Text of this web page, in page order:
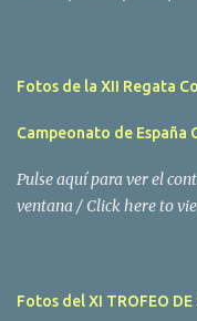
embarcación Garví, un
la merecida vencedora
Mangicú, seguida de
para Garví, Vogamari Nou
general. Actividades
Fotos de la XII Regata
Campeonato de España
Pulse aquí para ver el
ventana / Click here to
Fotos del XI TROFEO DE